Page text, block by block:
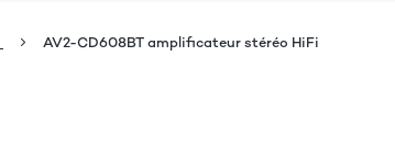
AV2-CD608BT amplificateur stéréo HiFi